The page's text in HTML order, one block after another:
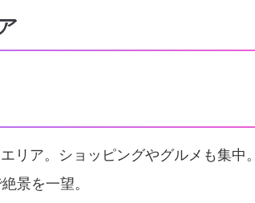
リア。ショッピングやグルメも集中。
景を一望。